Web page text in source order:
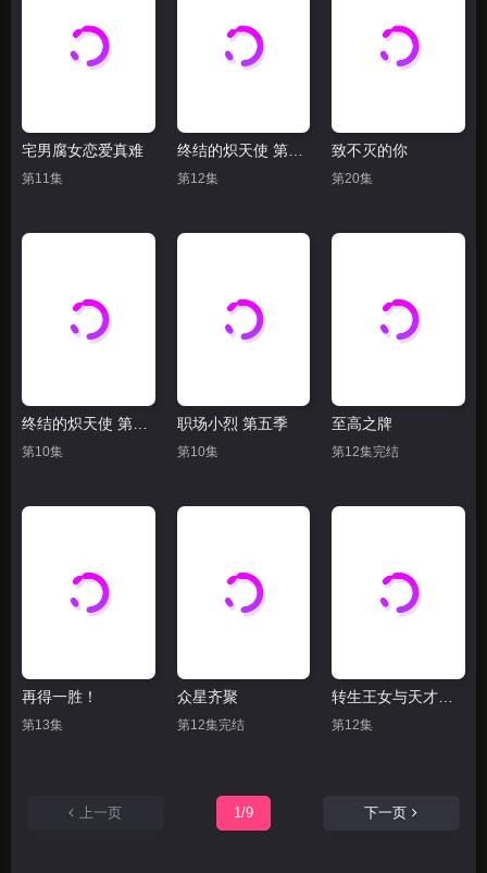
宅男腐女恋爱真难
第11集
终结的炽天使 第二季
第12集
致不灭的你
第20集
第10集
职场小烈 第五季
第10集
至高之牌
第12集完结
再得一胜！
第13集
众星齐聚
第12集完结
转生王女与天才千金的魔法革命
第12集
上一页 1/9 下一页